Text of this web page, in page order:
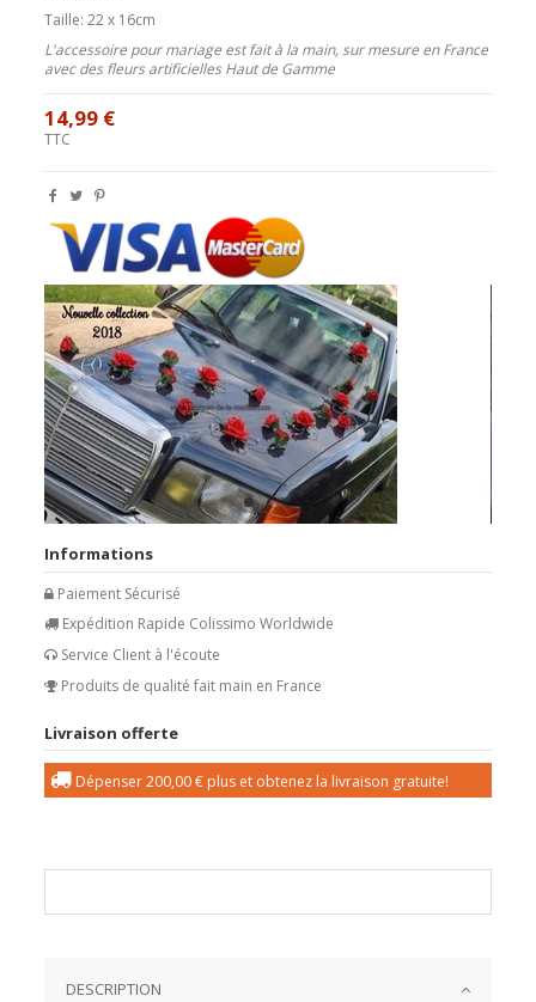
Taille: 22 x 16cm
L'accessoire pour mariage est fait à la main, sur mesure en France
avec des fleurs artificielles Haut de Gamme
14,99 €
TTC
Informations
Paiement Sécurisé
Expédition Rapide Colissimo Worldwide
Service Client à l'écoute
Produits de qualité fait main en France
Livraison offerte
Dépenser200,00 € plus et obtenez la livraison gratuite!
DESCRIPTION